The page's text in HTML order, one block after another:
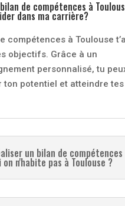
de compétences à
dans ma carrière?
compétences à Toulouse
objectifs. Grâce à un
personnalisé, tu
ton potentiel et atteindre tes
un bilan de compétences
n'habite pas à Toulouse ?